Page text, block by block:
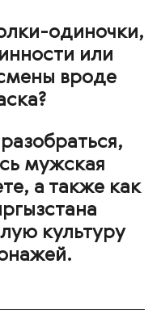
одиночки,
или
вроде
мужская
а также как
культуру